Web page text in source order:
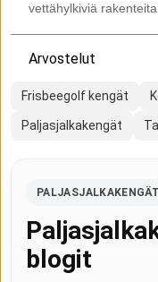
vettähylkiviä
Arvostelut
Frisbeegolf kengät
Paljasjalkakengät
PALJASJALKAKENGÄT
blogit